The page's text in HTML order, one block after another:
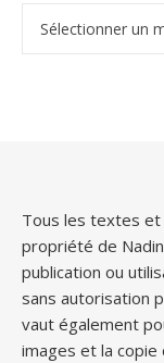
Tous les textes et
propriété de
publication ou
sans autorisation
vaut également
images et la copie